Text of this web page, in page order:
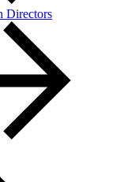
Directors